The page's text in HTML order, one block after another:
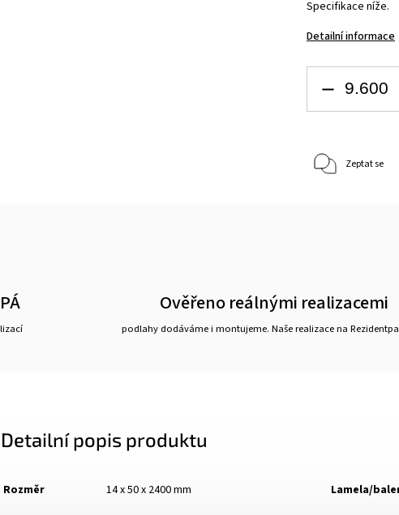
Specifikace níže.
Detailní informace
Zeptat se
Ověřeno reálnými realizacemi
podlahy dodáváme i montujeme. Naše realizace na
Detailní popis produktu
Rozměr 14 x 50 x 2400 mm Lamela/